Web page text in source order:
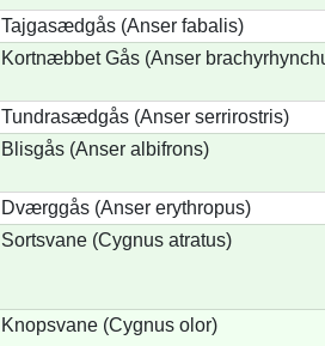
Tajgasædgås (Anser fabalis)
Kortnæbbet Gås (Anser
Tundrasædgås (Anser serrirostris)
Blisgås (Anser albifrons)
Dværggås (Anser erythropus)
Sortsvane (Cygnus atratus)
Knopsvane (Cygnus olor)